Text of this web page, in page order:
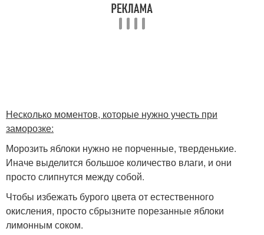
Несколько моментов, которые нужно учесть при
заморозке:
Морозить яблоки нужно не порченные, тверденькие.
Иначе выделится большое количество влаги, и они
просто слипнутся между собой.
Чтобы избежать бурого цвета от естественного
окисления, просто сбрызните порезанные яблоки
лимонным соком.